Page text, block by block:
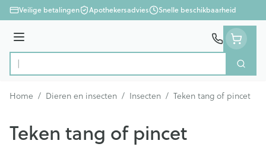
Ga naar de inhoud
Veilige betalingen Apothekersadvies Snelle beschikbaarheid
Menu
Product, merk, categorie... Zoek
Home / Dieren en insecten / Insecten / Teken tang of pincet
Teken tang of pincet